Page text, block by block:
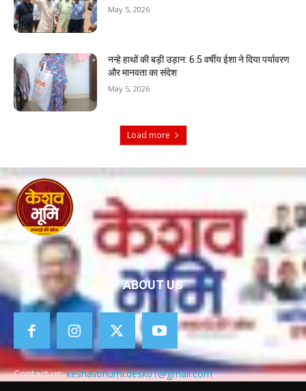
May 5, 2026
नन्हे हाथों की बड़ी उड़ान: 6.5 वर्षीय ईशा ने दिया पर्यावरण
और मानवता का संदेश
May 5, 2026
Load more
ABOUT US
Contact us:keshavbhumi.desk01@gmail.com